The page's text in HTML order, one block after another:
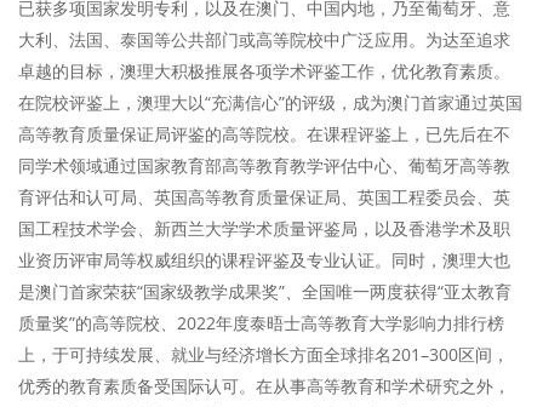
已获多项国家发明专利，以及在澳门、中国内地，乃至葡萄牙、意
大利、法国、泰国等公共部门或高等院校中广泛应用。为达至追求
卓越的目标，澳理大积极推展各项学术评鉴工作，优化教育素质。
在院校评鉴上，澳理大以“充满信心”的评级，成为澳门首家通过英国
高等教育质量保证局评鉴的高等院校。在课程评鉴上，已先后在不
同学术领域通过国家教育部高等教育教学评估中心、葡萄牙高等教
育评估和认可局、英国高等教育质量保证局、英国工程委员会、英
国工程技术学会、新西兰大学学术质量评鉴局，以及香港学术及职
业资历评审局等权威组织的课程评鉴及专业认证。同时，澳理大也
是澳门首家荣获“国家级教学成果奖”、全国唯一两度获得“亚太教育
质量奖”的高等院校、2022年度泰晤士高等教育大学影响力排行榜
上，于可持续发展、就业与经济增长方面全球排名201–300区间，
优秀的教育素质备受国际认可。在从事高等教育和学术研究之外，